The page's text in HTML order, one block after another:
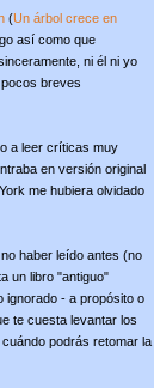
(Un árbol crece en
así como que
ni él ni yo
breves
a leer críticas muy
en versión original
me hubiera olvidado
haber leído antes (no
un libro "antiguo"
ignorado - a propósito o
te cuesta levantar los
podrás retomar la